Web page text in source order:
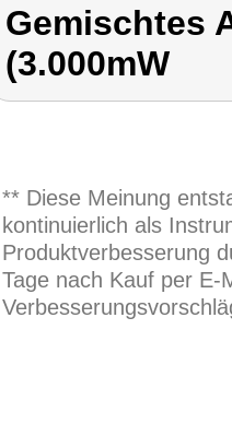
Gemischtes
(3.000mW
** Diese Meinung
kontinuierlich als
Produktverbesserung
Tage nach Kauf per E-